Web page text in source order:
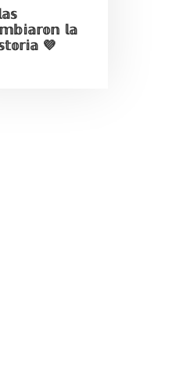
𝕝𝕒
💜